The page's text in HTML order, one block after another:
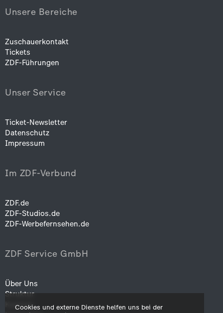
Unsere Bereiche
Zuschauerkontakt
Tickets
ZDF-Führungen
Unser Service
Ticket-Newsletter
Datenschutz
Impressum
Im ZDF-Verbund
ZDF.de
ZDF-Studios.de
ZDF-Werbefernsehen.de
ZDF Service GmbH
Über Uns
Struktur
Karriere
Cookies und externe Dienste helfen uns bei der